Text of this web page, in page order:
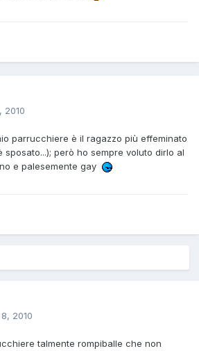
2010
parrucchiere è il ragazzo più effeminato
però ho sempre voluto dirlo al
e palesemente gay
2010
talmente rompiballe che non